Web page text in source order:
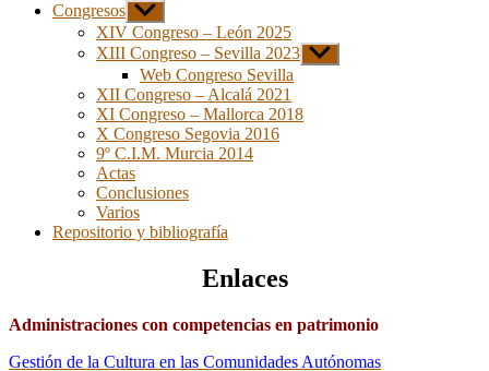
Congresos Mostrar
el
submenú
XIV Congreso – León 2025
XIII Congreso – Sevilla 2023 Mostrar
el
Web Congreso Sevilla
XII Congreso – Alcalá 2021
XI Congreso – Mallorca 2018
X Congreso Segovia 2016
9º C.I.M. Murcia 2014
Actas
Conclusiones
Varios
Repositorio y bibliografía
Enlaces
Administraciones con competencias en patrimonio
Gestión de la Cultura en las Comunidades Autónomas